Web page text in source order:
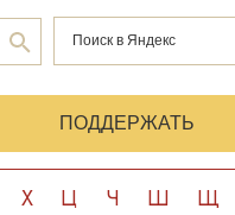
ПОДДЕРЖАТЬ
Х Ц Ч Ш Щ